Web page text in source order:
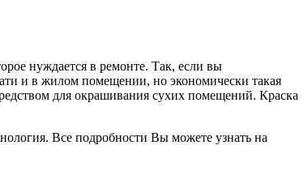
нуждается в ремонте. Так, если вы
и в жилом помещении, но экономически такая
для окрашивания сухих помещений. Краска
Все подробности Вы можете узнать на